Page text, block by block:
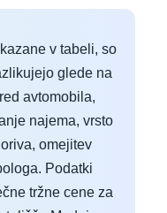
v tabeli, so
glede na
avtomobila,
najema, vrsto
omejitev
Podatki
tržne cene za